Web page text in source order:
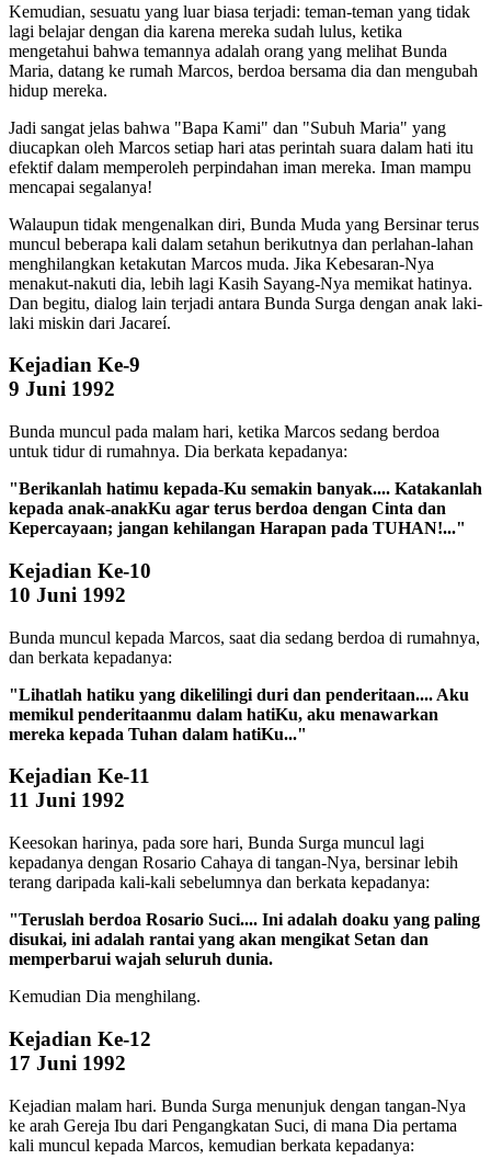
Kemudian, sesuatu yang luar biasa terjadi: teman-teman yang tidak
lagi belajar dengan dia karena mereka sudah lulus, ketika
mengetahui bahwa temannya adalah orang yang melihat Bunda
Maria, datang ke rumah Marcos, berdoa bersama dia dan mengubah
hidup mereka.
Jadi sangat jelas bahwa "Bapa Kami" dan "Subuh Maria" yang
diucapkan oleh Marcos setiap hari atas perintah suara dalam hati itu
efektif dalam memperoleh perpindahan iman mereka. Iman mampu
mencapai segalanya!
Walaupun tidak mengenalkan diri, Bunda Muda yang Bersinar terus
muncul beberapa kali dalam setahun berikutnya dan perlahan-lahan
menghilangkan ketakutan Marcos muda. Jika Kebesaran-Nya
menakut-nakuti dia, lebih lagi Kasih Sayang-Nya memikat hatinya.
Dan begitu, dialog lain terjadi antara Bunda Surga dengan anak laki-
laki miskin dari Jacareí.
Kejadian Ke-9
9 Juni 1992
Bunda muncul pada malam hari, ketika Marcos sedang berdoa
untuk tidur di rumahnya. Dia berkata kepadanya:
"Berikanlah hatimu kepada-Ku semakin banyak.... Katakanlah
kepada anak-anakKu agar terus berdoa dengan Cinta dan
Kepercayaan; jangan kehilangan Harapan pada TUHAN!..."
Kejadian Ke-10
10 Juni 1992
Bunda muncul kepada Marcos, saat dia sedang berdoa di rumahnya,
dan berkata kepadanya:
"Lihatlah hatiku yang dikelilingi duri dan penderitaan.... Aku
memikul penderitaanmu dalam hatiKu, aku menawarkan
mereka kepada Tuhan dalam hatiKu..."
Kejadian Ke-11
11 Juni 1992
Keesokan harinya, pada sore hari, Bunda Surga muncul lagi
kepadanya dengan Rosario Cahaya di tangan-Nya, bersinar lebih
terang daripada kali-kali sebelumnya dan berkata kepadanya:
"Teruslah berdoa Rosario Suci.... Ini adalah doaku yang paling
disukai, ini adalah rantai yang akan mengikat Setan dan
memperbarui wajah seluruh dunia.
Kemudian Dia menghilang.
Kejadian Ke-12
17 Juni 1992
Kejadian malam hari. Bunda Surga menunjuk dengan tangan-Nya
ke arah Gereja Ibu dari Pengangkatan Suci, di mana Dia pertama
kali muncul kepada Marcos, kemudian berkata kepadanya: